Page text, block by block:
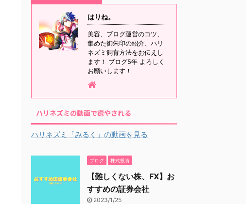
はりね。
美容、ブログ運営のコツ、
集めた御朱印の紹介、ハリ
ネズミ飼育方法をお伝えし
ます！ ブログ5年 よろしく
お願いします！
ハリネズミの動画で癒やされる
ハリネズミ「みるく」の動画を見る
ブログ 株式投資
【難しくない株、FX】お
すすめの証券会社
2023/1/25